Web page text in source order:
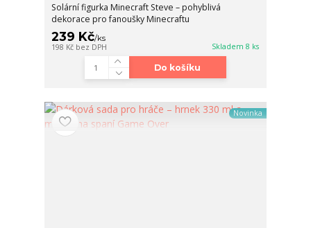
Solární figurka Minecraft Steve – pohyblivá
dekorace pro fanoušky Minecraftu
239 Kč/ks
198 Kč bez DPH Skladem 8 ks
Do košíku
Novinka